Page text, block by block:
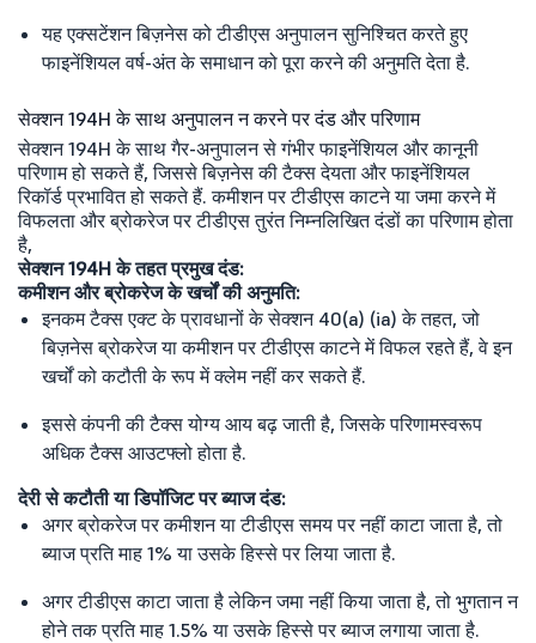
यह एक्सटेंशन बिज़नेस को टीडीएस अनुपालन सुनिश्चित करते हुए
फाइनेंशियल वर्ष-अंत के समाधान को पूरा करने की अनुमति देता है.
सेक्शन 194H के साथ अनुपालन न करने पर दंड और परिणाम
सेक्शन 194H के साथ गैर-अनुपालन से गंभीर फाइनेंशियल और कानूनी
परिणाम हो सकते हैं, जिससे बिज़नेस की टैक्स देयता और फाइनेंशियल
रिकॉर्ड प्रभावित हो सकते हैं. कमीशन पर टीडीएस काटने या जमा करने में
विफलता और ब्रोकरेज पर टीडीएस तुरंत निम्नलिखित दंडों का परिणाम होता
है,
सेक्शन 194H के तहत प्रमुख दंड:
कमीशन और ब्रोकरेज के खर्चों की अनुमति:
इनकम टैक्स एक्ट के प्रावधानों के सेक्शन 40(a) (ia) के तहत, जो
बिज़नेस ब्रोकरेज या कमीशन पर टीडीएस काटने में विफल रहते हैं, वे इन
खर्चों को कटौती के रूप में क्लेम नहीं कर सकते हैं.
इससे कंपनी की टैक्स योग्य आय बढ़ जाती है, जिसके परिणामस्वरूप
अधिक टैक्स आउटफ्लो होता है.
देरी से कटौती या डिपॉजिट पर ब्याज दंड:
अगर ब्रोकरेज पर कमीशन या टीडीएस समय पर नहीं काटा जाता है, तो
ब्याज प्रति माह 1% या उसके हिस्से पर लिया जाता है.
अगर टीडीएस काटा जाता है लेकिन जमा नहीं किया जाता है, तो भुगतान न
होने तक प्रति माह 1.5% या उसके हिस्से पर ब्याज लगाया जाता है.